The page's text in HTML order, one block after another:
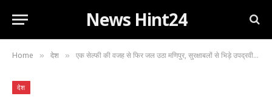
News Hint24
Home » देश » एक सेल्फी की वजह से फिर जल उठा मणिपुर, सुरक्षाबलों से भिड़े उपद्रवी; दो की मौत…
देश